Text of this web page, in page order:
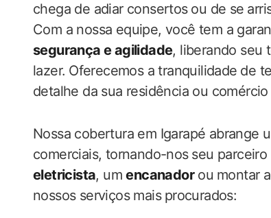
chega de adiar consertos ⁣ou de se
Com a nossa equipe, você tem a
segurança e ​agilidade, liberando seu
lazer.⁣ Oferecemos a ​tranquilidade ⁤de
detalhe ‍da‌ sua residência ou comércio
Nossa cobertura em Igarapé abrange‌
comerciais, tornando-nos ⁤seu
eletricista, umencanadorou⁢ montar
nossos serviços mais⁢ procurados: